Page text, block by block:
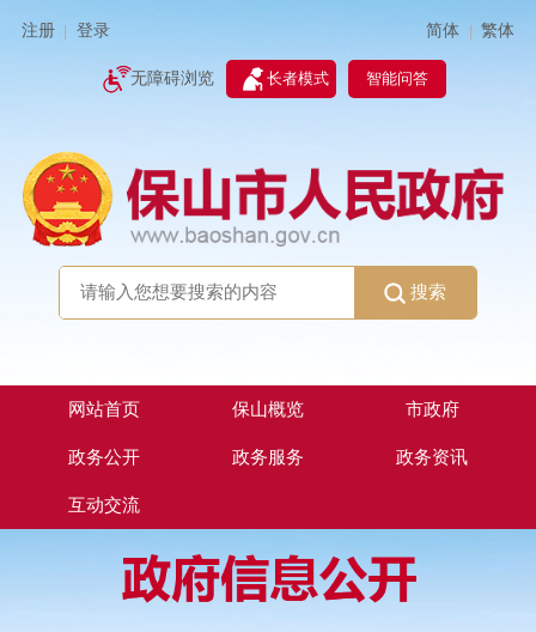
注册 登录 简体 | 繁体
无障碍浏览 长者模式 智能问答
搜索
网站首页 保山概览 市政府
政务公开 政务服务 政务资讯
互动交流